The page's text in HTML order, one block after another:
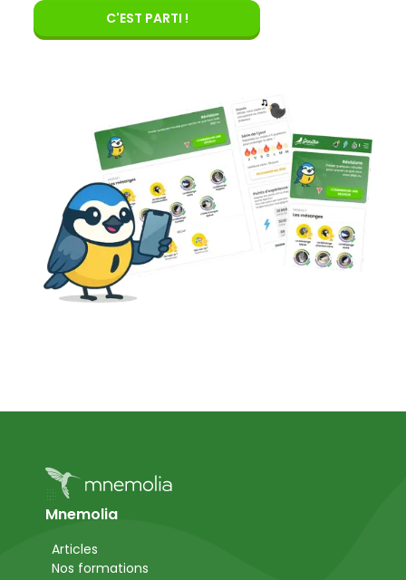
C'EST PARTI !
Mnemolia
Articles
Nos formations